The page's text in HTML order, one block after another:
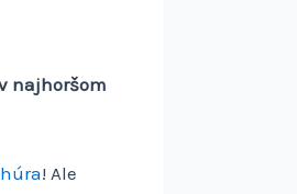
najhoršom
! Ale